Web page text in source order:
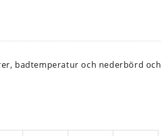
badtemperatur och nederbörd och